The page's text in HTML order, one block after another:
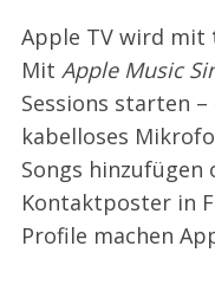
Apple TV wird mit
Mit Apple Music
Sessions starten
kabelloses
Songs hinzufügen
Kontaktposter in
Profile machen